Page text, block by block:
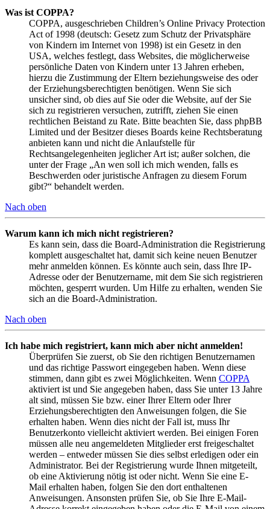
Was ist COPPA?
COPPA, ausgeschrieben Children’s Online Privacy Protection
Act of 1998 (deutsch: Gesetz zum Schutz der Privatsphäre
von Kindern im Internet von 1998) ist ein Gesetz in den
USA, welches festlegt, dass Websites, die möglicherweise
persönliche Daten von Kindern unter 13 Jahren erheben,
hierzu die Zustimmung der Eltern beziehungsweise des oder
der Erziehungsberechtigten benötigen. Wenn Sie sich
unsicher sind, ob dies auf Sie oder die Website, auf der Sie
sich zu registrieren versuchen, zutrifft, ziehen Sie einen
rechtlichen Beistand zu Rate. Bitte beachten Sie, dass phpBB
Limited und der Besitzer dieses Boards keine Rechtsberatung
anbieten kann und nicht die Anlaufstelle für
Rechtsangelegenheiten jeglicher Art ist; außer solchen, die
unter der Frage „An wen soll ich mich wenden, falls es
Beschwerden oder juristische Anfragen zu diesem Forum
gibt?“ behandelt werden.
Nach oben
Warum kann ich mich nicht registrieren?
Es kann sein, dass die Board-Administration die Registrierung
komplett ausgeschaltet hat, damit sich keine neuen Benutzer
mehr anmelden können. Es könnte auch sein, dass Ihre IP-
Adresse oder der Benutzername, mit dem Sie sich registrieren
möchten, gesperrt wurden. Um Hilfe zu erhalten, wenden Sie
sich an die Board-Administration.
Nach oben
Ich habe mich registriert, kann mich aber nicht anmelden!
Überprüfen Sie zuerst, ob Sie den richtigen Benutzernamen
und das richtige Passwort eingegeben haben. Wenn diese
stimmen, dann gibt es zwei Möglichkeiten. Wenn COPPA
aktiviert ist und Sie angegeben haben, dass Sie unter 13 Jahre
alt sind, müssen Sie bzw. einer Ihrer Eltern oder Ihrer
Erziehungsberechtigten den Anweisungen folgen, die Sie
erhalten haben. Wenn dies nicht der Fall ist, muss Ihr
Benutzerkonto vielleicht aktiviert werden. Bei einigen Foren
müssen alle neu angemeldeten Mitglieder erst freigeschaltet
werden – entweder müssen Sie dies selbst erledigen oder ein
Administrator. Bei der Registrierung wurde Ihnen mitgeteilt,
ob eine Aktivierung nötig ist oder nicht. Wenn Sie eine E-
Mail erhalten haben, folgen Sie den dort enthaltenen
Anweisungen. Ansonsten prüfen Sie, ob Sie Ihre E-Mail-